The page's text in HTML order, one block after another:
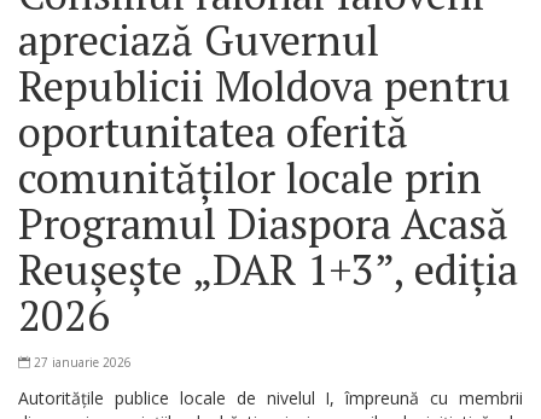
apreciază Guvernul
Republicii Moldova pentru
oportunitatea oferită
comunităților locale prin
Programul Diaspora Acasă
Reușește „DAR 1+3”, ediția
2026
27 ianuarie 2026
Autoritățile publice locale de nivelul I, împreună cu membrii